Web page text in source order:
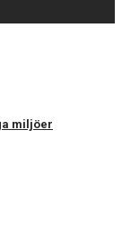
miljöer